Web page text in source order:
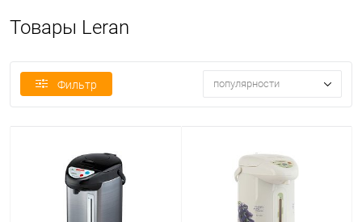
Товары Leran
Фильтр популярности